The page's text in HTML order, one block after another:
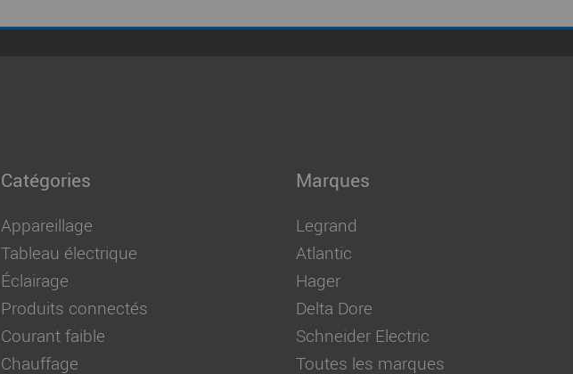
Catégories
Appareillage
Tableau électrique
Éclairage
Produits connectés
Courant faible
Chauffage
Marques
Legrand
Atlantic
Hager
Delta Dore
Schneider Electric
Toutes les marques